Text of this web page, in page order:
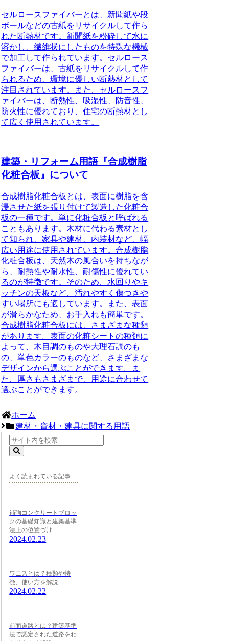
セルロースファイバーとは、新聞紙や段
ボールなどの古紙をリサイクルして作ら
れた断熱材です。新聞紙を粉砕して水に
溶かし、繊維状にしたものを特殊な機械
で加工して作られています。セルロース
ファイバーは、古紙をリサイクルして作
られるため、環境に優しい断熱材として
注目されています。また、セルロースフ
ァイバーは、断熱性、吸湿性、防音性、
防火性に優れており、住宅の断熱材とし
て広く使用されています。
建築・リフォーム用語『合成樹脂
化粧合板』について
合成樹脂化粧合板とは、表面に樹脂を含
浸させた紙を張り付けて製造した化粧合
板の一種です。単に化粧合板と呼ばれる
こともあります。木材に代わる素材とし
て知られ、家具や建材、内装材など、幅
広い用途に使用されています。合成樹脂
化粧合板は、天然木の風合いを持ちなが
ら、耐熱性や耐水性、耐傷性に優れてい
るのが特徴です。そのため、水回りやキ
ッチンの天板など、汚れやすく傷つきや
すい場所にも適しています。また、表面
が滑らかなため、お手入れも簡単です。
合成樹脂化粧合板には、さまざまな種類
があります。表面の化粧シートの種類に
よって、木目調のものや大理石調のも
の、単色カラーのものなど、さまざまな
デザインから選ぶことができます。ま
た、厚さもさまざまで、用途に合わせて
選ぶことができます。
ホーム
建材・資材・建具に関する用語
よく読まれている記事
補強コンクリートブロッ
クの基礎知識と建築基準
法上の位置づけ
2024.02.23
ワニスとは？種類や特
徴、使い方を解説
2024.02.22
前面道路とは？建築基準
法で認定された道路をわ